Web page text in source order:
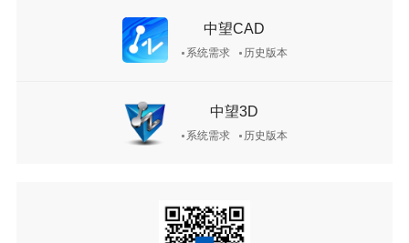
中望CAD
系统需求 历史版本
中望3D
系统需求 历史版本